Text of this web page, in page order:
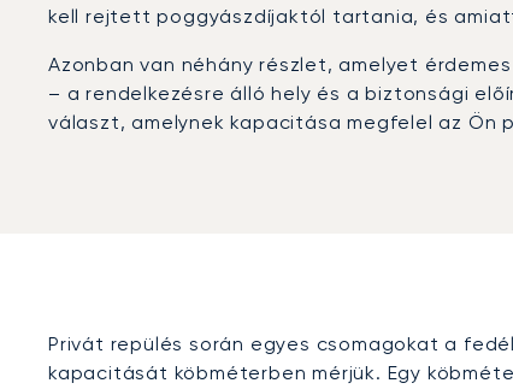
kell rejtett poggyászdíjaktól tartania, és
Azonban van néhány részlet, amelyet
– a rendelkezésre álló hely és a biztonsági
választ, amelynek kapacitása megfelel az Ön
Privát repülés során egyes csomagokat a
kapacitását köbméterben mérjük. Egy